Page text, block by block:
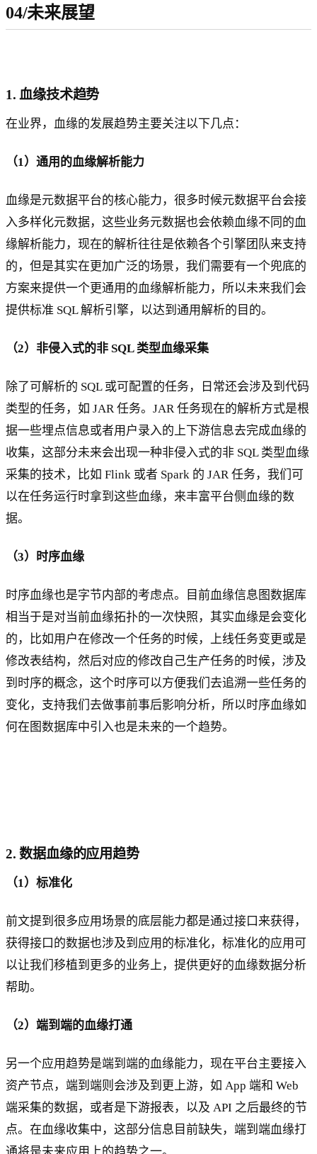
04/未来展望
1. 血缘技术趋势
在业界，血缘的发展趋势主要关注以下几点：
（1）通用的血缘解析能力
血缘是元数据平台的核心能力，很多时候元数据平台会接
入多样化元数据，这些业务元数据也会依赖血缘不同的血
缘解析能力，现在的解析往往是依赖各个引擎团队来支持
的，但是其实在更加广泛的场景，我们需要有一个兜底的
方案来提供一个更通用的血缘解析能力，所以未来我们会
提供标准 SQL 解析引擎，以达到通用解析的目的。
（2）非侵入式的非 SQL 类型血缘采集
除了可解析的 SQL 或可配置的任务，日常还会涉及到代码
类型的任务，如 JAR 任务。JAR 任务现在的解析方式是根
据一些埋点信息或者用户录入的上下游信息去完成血缘的
收集，这部分未来会出现一种非侵入式的非 SQL 类型血缘
采集的技术，比如 Flink 或者 Spark 的 JAR 任务，我们可
以在任务运行时拿到这些血缘，来丰富平台侧血缘的数
据。
（3）时序血缘
时序血缘也是字节内部的考虑点。目前血缘信息图数据库
相当于是对当前血缘拓扑的一次快照，其实血缘是会变化
的，比如用户在修改一个任务的时候，上线任务变更或是
修改表结构，然后对应的修改自己生产任务的时候，涉及
到时序的概念，这个时序可以方便我们去追溯一些任务的
变化，支持我们去做事前事后影响分析，所以时序血缘如
何在图数据库中引入也是未来的一个趋势。
2. 数据血缘的应用趋势
（1）标准化
前文提到很多应用场景的底层能力都是通过接口来获得，
获得接口的数据也涉及到应用的标准化，标准化的应用可
以让我们移植到更多的业务上，提供更好的血缘数据分析
帮助。
（2）端到端的血缘打通
另一个应用趋势是端到端的血缘能力，现在平台主要接入
资产节点，端到端则会涉及到更上游，如 App 端和 Web
端采集的数据，或者是下游报表，以及 API 之后最终的节
点。在血缘收集中，这部分信息目前缺失，端到端血缘打